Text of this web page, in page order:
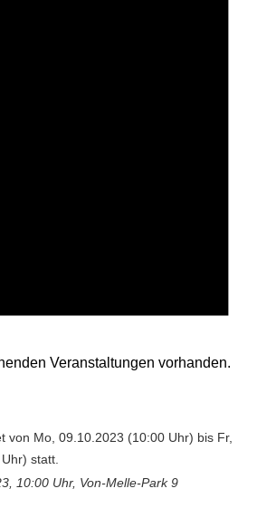
Veranstaltungen vorhanden.
von Mo, 09.10.2023 (10:00 Uhr) bis Fr,
statt.
10:00 Uhr, Von-Melle-Park 9